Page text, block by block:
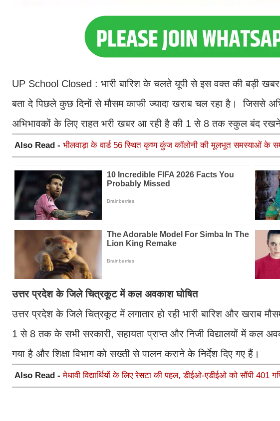
UP School Closed : भारी बारिश के चलते यूपी से इस वक्त की बड़ी
बता दे पिछले कुछ दिनों से मौसम काफी ज्यादा खराब चल रहा है। जिससे
अभिभावकों के लिए राहत भरी खबर आ रही है की 1 से 8 तक स्कुल बंद
Also Read - भीलवाड़ा के वार्ड 56 स्थित कृष्ण कुंज कॉलोनी की मूलभूत समस्याओं के
उत्तर प्रदेश के जिले चित्रकूट में कल अवकाश घोषित
उत्तर प्रदेश के जिले चित्रकूट में लगातार हो रही भारी बारिश और खराब
1 से 8 तक के सभी सरकारी, सहायता प्राप्त और निजी विद्यालयों में कल
गया है और शिक्षा विभाग को सख्ती से पालन कराने के निर्देश दिए गए हैं।
Also Read -मेधावी विद्यार्थियों के लिए रेसटा की पहल, डीईओ-एडीईओ को सौंपी 401